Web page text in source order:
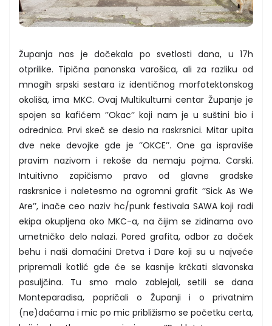
Županja nas je dočekala po svetlosti dana, u 17h
otprilike. Tipična panonska varošica, ali za razliku od
mnogih srpski sestara iz identičnog morfotektonskog
okoliša, ima MKC. Ovaj Multikulturni centar Županje je
spojen sa kafićem ’’Okac’’ koji nam je u suštini bio i
odrednica. Prvi skeč se desio na raskrsnici. Mitar upita
dve neke devojke gde je ’’OKCE’’. One ga ispraviše
pravim nazivom i rekoše da nemaju pojma. Carski.
Intuitivno zapičismo pravo od glavne gradske
raskrsnice i naletesmo na ogromni grafit ’’Sick As We
Are’’, inače ceo naziv hc/punk festivala SAWA koji radi
ekipa okupljena oko MKC-a, na čijim se zidinama ovo
umetničko delo nalazi. Pored grafita, odbor za doček
behu i naši domaćini Dretva i Dare koji su u najveće
pripremali kotlić gde će se kasnije krčkati slavonska
pasuljčina. Tu smo malo zablejali, setili se dana
Monteparadisa, popričali o Županji i o privatnim
(ne)daćama i mic po mic približismo se početku certa,